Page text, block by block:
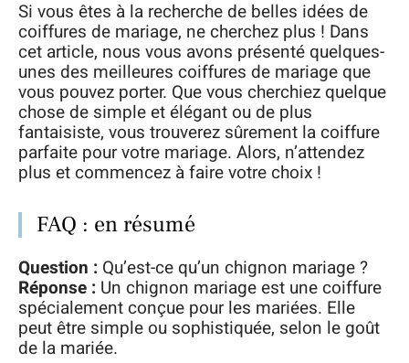
Si vous êtes à la recherche de belles idées de
coiffures de mariage, ne cherchez plus ! Dans
cet article, nous vous avons présenté quelques-
unes des meilleures coiffures de mariage que
vous pouvez porter. Que vous cherchiez quelque
chose de simple et élégant ou de plus
fantaisiste, vous trouverez sûrement la coiffure
parfaite pour votre mariage. Alors, n’attendez
plus et commencez à faire votre choix !
FAQ : en résumé
Question : Qu’est-ce qu’un chignon mariage ?
Réponse : Un chignon mariage est une coiffure
spécialement conçue pour les mariées. Elle
peut être simple ou sophistiquée, selon le goût
de la mariée.